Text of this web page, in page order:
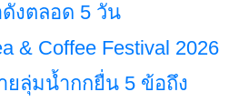
งตลอด 5 วัน
& Coffee Festival 2026
ยลุ่มน้ำกกยื่น 5 ข้อถึง